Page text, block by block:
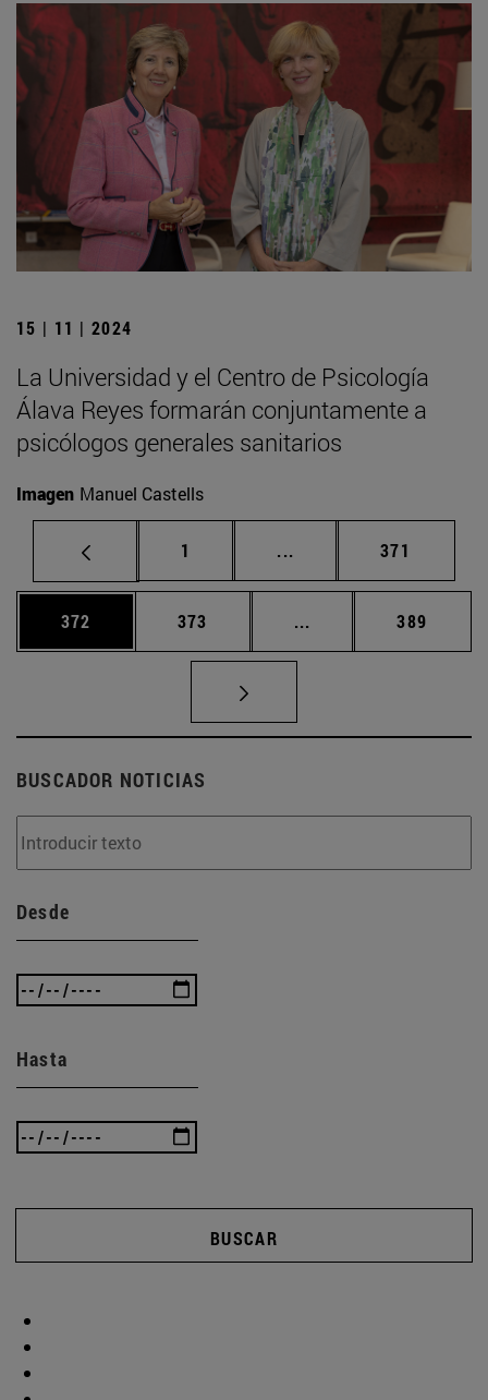
15 | 11 | 2024
La Universidad y el Centro de Psicología
Álava Reyes formarán conjuntamente a
psicólogos generales sanitarios
Imagen Manuel Castells
Página
1 ... Páginas intermedias
Página
371
Página
372 Página
373 ... Páginas intermedias
Página
389
BUSCADOR NOTICIAS
Desde
Hasta
BUSCAR